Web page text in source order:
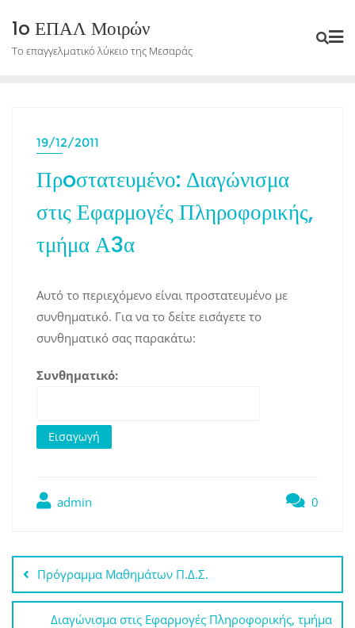
content
1o ΕΠΑΛ Μοιρών
Το επαγγελματικό λύκειο της Μεσαράς
19/12/2011
Πρoστατευμένο: Διαγώνισμα
στις Εφαρμογές Πληροφορικής,
τμήμα Α3α
Αυτό το περιεχόμενο είναι προστατευμένο με
συνθηματικό. Για να το δείτε εισάγετε το
συνθηματικό σας παρακάτω:
Συνθηματικό:
admin 0
Πλοήγηση
άρθρων
Πρόγραμμα Μαθημάτων Π.Δ.Σ.
Διαγώνισμα στις Εφαρμογές Πληροφορικής, τμήμα